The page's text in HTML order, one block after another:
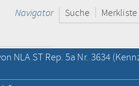
Navigator Suche Merkliste
NLA ST Rep. 5a Nr. 3634